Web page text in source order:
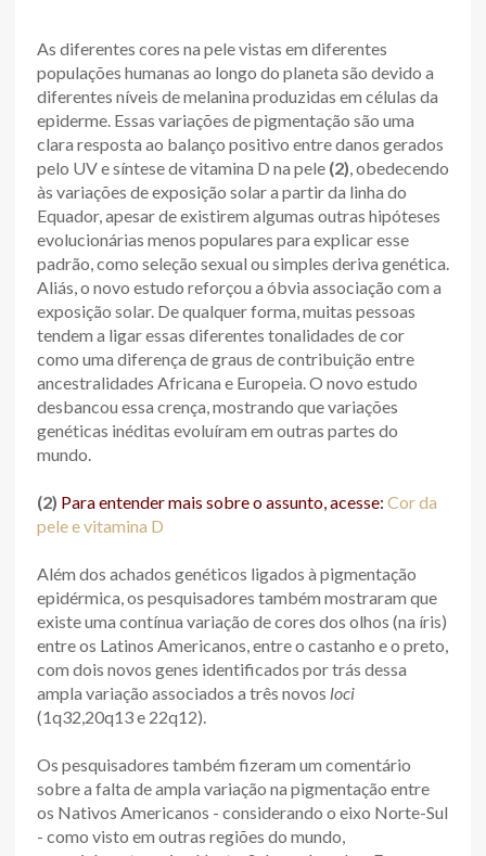
As diferentes cores na pele vistas em diferentes
populações humanas ao longo do planeta são devido a
diferentes níveis de melanina produzidas em células da
epiderme. Essas variações de pigmentação são uma
clara resposta ao balanço positivo entre danos gerados
pelo UV e síntese de vitamina D na pele (2), obedecendo
às variações de exposição solar a partir da linha do
Equador, apesar de existirem algumas outras hipóteses
evolucionárias menos populares para explicar esse
padrão, como seleção sexual ou simples deriva genética.
Aliás, o novo estudo reforçou a óbvia associação com a
exposição solar. De qualquer forma, muitas pessoas
tendem a ligar essas diferentes tonalidades de cor
como uma diferença de graus de contribuição entre
ancestralidades Africana e Europeia. O novo estudo
desbancou essa crença, mostrando que variações
genéticas inéditas evoluíram em outras partes do
mundo.
(2) Para entender mais sobre o assunto, acesse: Cor da
pele e vitamina D
Além dos achados genéticos ligados à pigmentação
epidérmica, os pesquisadores também mostraram que
existe uma contínua variação de cores dos olhos (na íris)
entre os Latinos Americanos, entre o castanho e o preto,
com dois novos genes identificados por trás dessa
ampla variação associados a três novos loci
(1q32,20q13 e 22q12).
Os pesquisadores também fizeram um comentário
sobre a falta de ampla variação na pigmentação entre
os Nativos Americanos - considerando o eixo Norte-Sul
- como visto em outras regiões do mundo,